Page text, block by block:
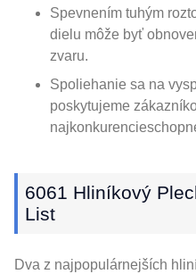
Spevnením tuhým
dielu môže byť
zvaru.
Spoliehanie sa na
poskytujeme
6061 Hliníkový
List
Dva z najpopulárnejších